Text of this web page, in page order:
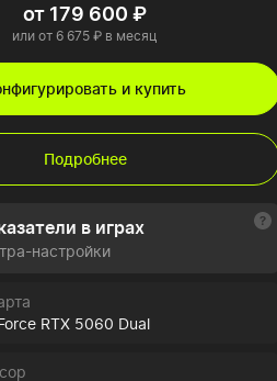
от 179 600 ₽
или от 6 675 ₽ в месяц
и купить
Подробнее
в играх
настройки
RTX 5060 Dual